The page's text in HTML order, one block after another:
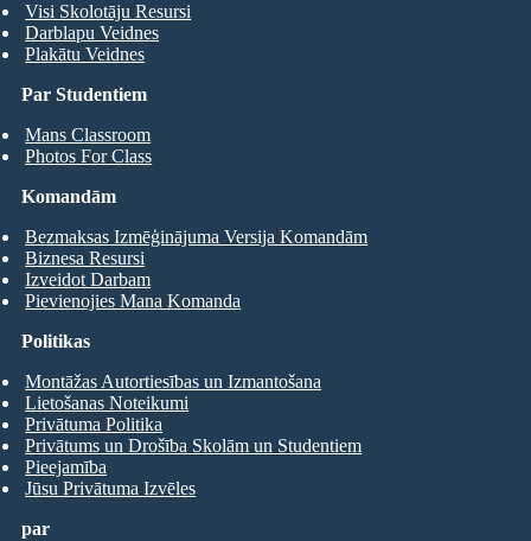
Par Studentiem
Mans Classroom
Photos For Class
Visi Skolotāju Resursi
Darblapu Veidnes
Plakātu Veidnes
Komandām
Bezmaksas Izmēģinājuma Versija Komandām
Biznesa Resursi
Izveidot Darbam
Pievienojies Mana Komanda
par
Politikas
Montāžas Autortiesības un Izmantošana
Lietošanas Noteikumi
Privātuma Politika
Privātums un Drošība Skolām un Studentiem
Pieejamība
Jūsu Privātuma Izvēles